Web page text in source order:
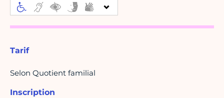
Tarif
Selon Quotient familial
Inscription